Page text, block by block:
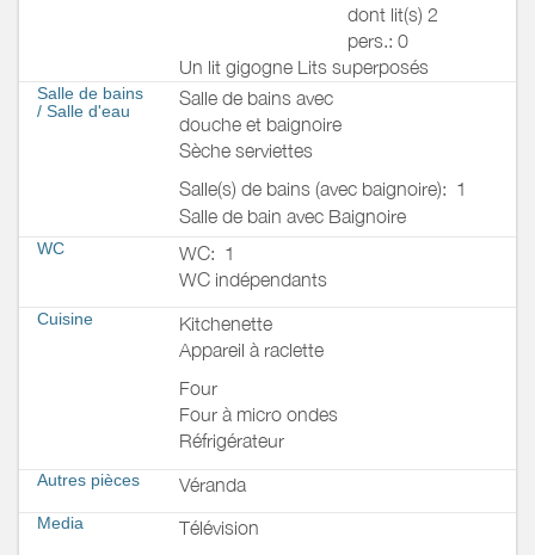
dont lit(s) 2
pers.: 0
Un lit gigogne Lits superposés
Salle de bains
/ Salle d'eau
Salle de bains avec
douche et baignoire
Sèche serviettes
Salle(s) de bains (avec baignoire): 1
Salle de bain avec Baignoire
WC WC: 1
WC indépendants
Cuisine
Kitchenette
Appareil à raclette
Four
Four à micro ondes
Réfrigérateur
Autres pièces Véranda
Media Télévision